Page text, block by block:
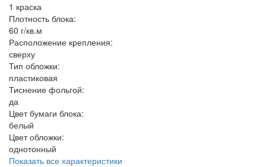
1 краска
Плотность блока:
60 г/кв.м
Расположение крепления:
сверху
Тип обложки:
пластиковая
Тиснение фольгой:
да
Цвет бумаги блока:
белый
Цвет обложки:
однотонный
Показать все характеристики